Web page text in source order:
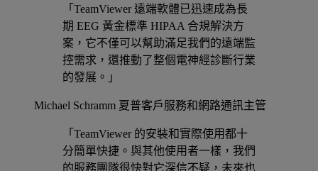
「TeamViewer 遠端軟體已迅速成為長
期 EEG 黃金標準 HIPAA 合規解決方
案，它不僅可以幫助滿足我們的遠端監
控需求，還推動了整個電神經診斷行業
的發展。」
Michael Schramm 夏普客戶服務和網路通訊主管
「TeamViewer 的安裝和實際使用都十
分簡單快捷。與其他使用者一樣，我們
的服務團隊很快對它深信不疑，未來也